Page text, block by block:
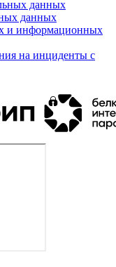
данных
данных
и информационных
на инциденты с